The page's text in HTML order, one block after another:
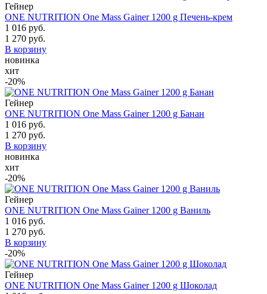
Гейнер
ONE NUTRITION One Mass Gainer 1200 g Печень-крем
1 016 руб.
1 270 руб.
В корзину
новинка
хит
-20%
Гейнер
ONE NUTRITION One Mass Gainer 1200 g Банан
1 016 руб.
1 270 руб.
В корзину
новинка
хит
-20%
Гейнер
ONE NUTRITION One Mass Gainer 1200 g Ваниль
1 016 руб.
1 270 руб.
В корзину
-20%
Гейнер
ONE NUTRITION One Mass Gainer 1200 g Шоколад